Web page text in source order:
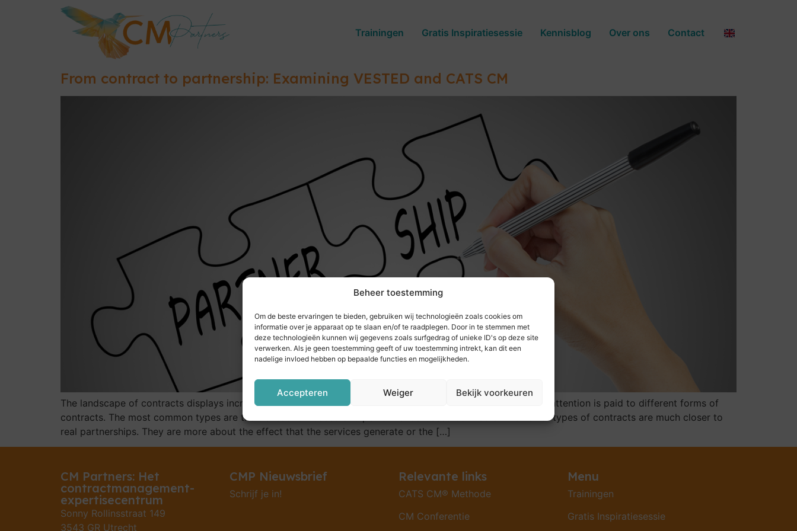
Beheer toestemming
Om de beste ervaringen te bieden, gebruiken wij technologieën zoals cookies om
informatie over je apparaat op te slaan en/of te raadplegen. Door in te stemmen met
deze technologieën kunnen wij gegevens zoals surfgedrag of unieke ID's op deze site
verwerken. Als je geen toestemming geeft of uw toestemming intrekt, kan dit een
nadelige invloed hebben op bepaalde functies en mogelijkheden.
Accepteren Weiger Bekijk voorkeuren
Trainingen Gratis Inspiratiesessie Kennisblog Over ons Contact
From contract to partnership: Examining VESTED and CATS CM
The landscape of contracts displays increasing diversity. An increasingly common development is that more attention is paid to different forms of
contracts. The most common types are the transaction-based and performance-based contracts. The newer types of contracts are much closer to
real partnerships. They are more about the effect that the services generate or the […]
CM Partners: Het
contractmanagement-
expertisecentrum
Sonny Rollinsstraat 149
3543 GR Utrecht
CMP Nieuwsbrief
Schrijf je in!
Relevante links
CATS CM® Methode
CM Conferentie
Menu
Trainingen
Gratis Inspiratiesessie